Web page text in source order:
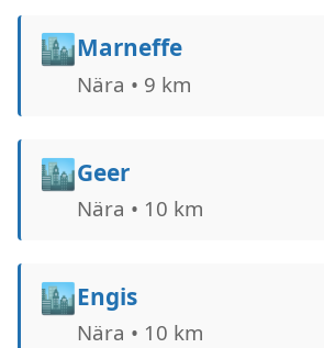
🏙️Marneffe
Nära • 9 km
🏙️Geer
Nära • 10 km
🏙️Engis
Nära • 10 km